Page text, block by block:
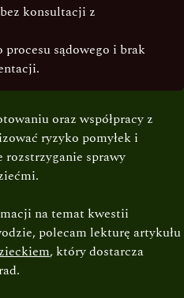
konsultacji z
sądowego i brak
oraz współpracy z
ryzyko pomyłek i
rozstrzyganie sprawy
na temat kwestii
polecam lekturę artykułu
, który dostarcza